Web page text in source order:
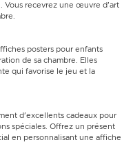
Vous recevrez une œuvre d'art
posters pour enfants
de sa chambre. Elles
qui favorise le jeu et la
d'excellents cadeaux pour
spéciales. Offrez un présent
en personnalisant une affiche